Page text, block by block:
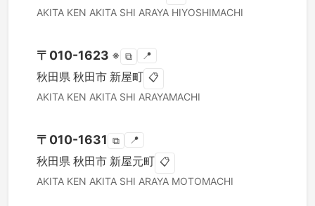
AKITA KEN AKITA SHI ARAYA HIYOSHIMACHI
〒 010-1623 ※ ⧉ 📍
秋田県 秋田市 新屋町 📋
AKITA KEN AKITA SHI ARAYAMACHI
〒 010-1631 ⧉ 📍
秋田県 秋田市 新屋元町 📋
AKITA KEN AKITA SHI ARAYA MOTOMACHI